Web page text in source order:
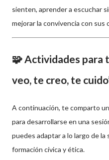
sienten, aprender a escuchar
mejorar la convivencia con sus
🧩 Actividades para
veo, te creo, te
A continuación, te comparto
para desarrollarse en una
puedes adaptar a lo largo de
formación cívica y ética.